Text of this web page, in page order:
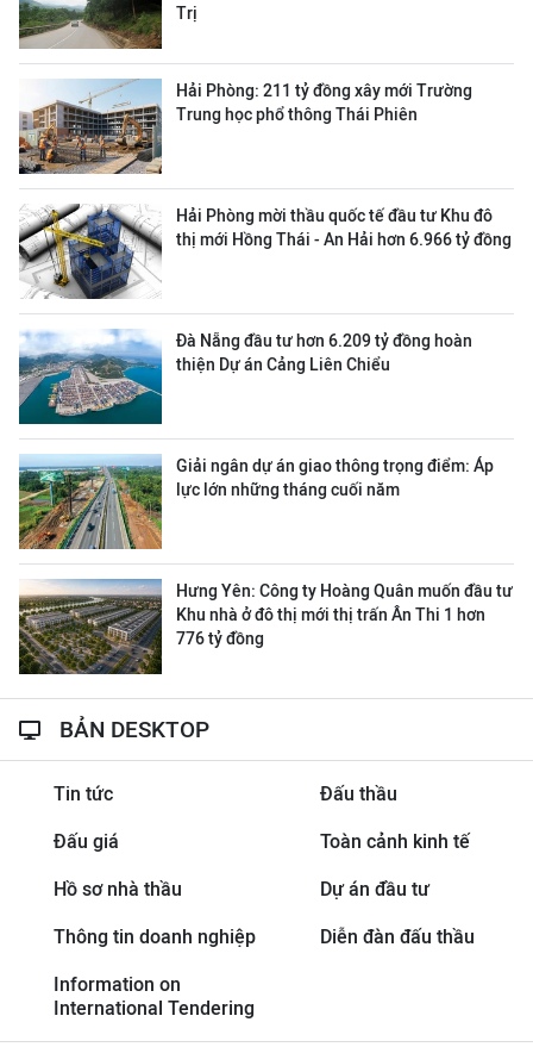
Trị
Hải Phòng: 211 tỷ đồng xây mới Trường
Trung học phổ thông Thái Phiên
Hải Phòng mời thầu quốc tế đầu tư Khu đô
thị mới Hồng Thái - An Hải hơn 6.966 tỷ đồng
Đà Nẵng đầu tư hơn 6.209 tỷ đồng hoàn
thiện Dự án Cảng Liên Chiểu
Giải ngân dự án giao thông trọng điểm: Áp
lực lớn những tháng cuối năm
Hưng Yên: Công ty Hoàng Quân muốn đầu tư
Khu nhà ở đô thị mới thị trấn Ân Thi 1 hơn
776 tỷ đồng
BẢN DESKTOP
Tin tức Đấu thầu
Đấu giá Toàn cảnh kinh tế
Hồ sơ nhà thầu Dự án đầu tư
Thông tin doanh nghiệp Diễn đàn đấu thầu
Information on
International Tendering